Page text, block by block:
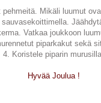
Mikäli luumut
sauvasekoittimella.
Vatkaa joukkoon
piparkakut sekä
4. Koristele piparin
Hyvää Joulua !